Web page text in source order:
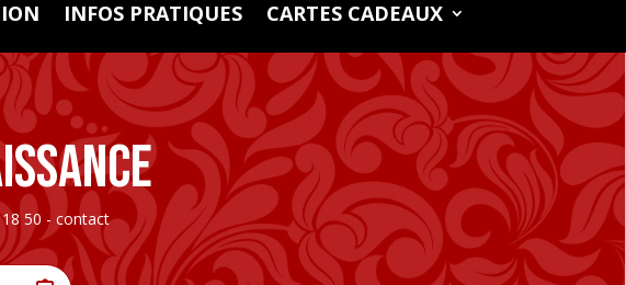
INFOS PRATIQUES CARTES CADEAUX
50 - contact